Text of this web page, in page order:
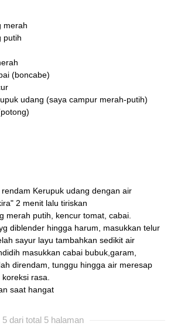
merah
putih
(boncabe)
udang (saya campur merah-putih)
Kerupuk udang dengan air
2 menit lalu tiriskan
merah putih, kencur tomat, cabai.
diblender hingga harum, masukkan telur
sayur layu tambahkan sedikit air
masukkan cabai bubuk,garam,
direndam, tunggu hingga air meresap
rasa.
saat hangat
5 dari total 5 halaman